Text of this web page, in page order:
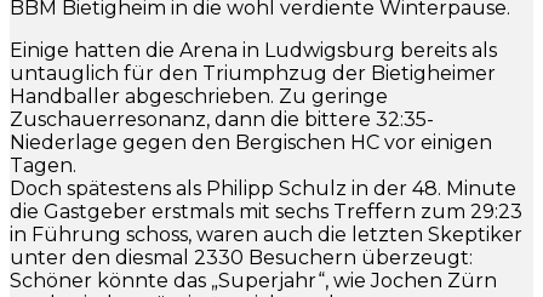
BBM Bietigheim in die wohl verdiente Winterpause.
Einige hatten die Arena in Ludwigsburg bereits als
untauglich für den Triumphzug der Bietigheimer
Handballer abgeschrieben. Zu geringe
Zuschauerresonanz, dann die bittere 32:35-
Niederlage gegen den Bergischen HC vor einigen
Tagen.
Doch spätestens als Philipp Schulz in der 48. Minute
die Gastgeber erstmals mit sechs Treffern zum 29:23
in Führung schoss, waren auch die letzten Skeptiker
unter den diesmal 2330 Besuchern überzeugt:
Schöner könnte das „Superjahr“, wie Jochen Zürn